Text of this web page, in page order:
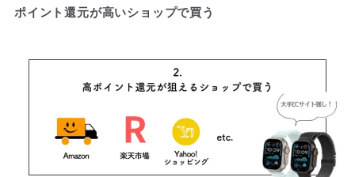
ポイント還元が高いショップで買う